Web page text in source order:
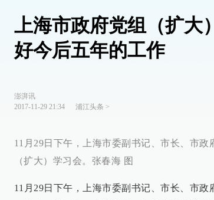
上海市政府党组（扩大
好今后五年的工作
澎湃讯
2017-11-29 21:34
浦江头条 >
11月29日下午，上海市委副书记、市长、市
（扩大）学习会。张春海 图
11月29日下午，上海市委副书记、市长、市